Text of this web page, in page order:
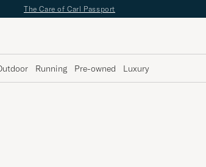
bezorging vanaf €89 -✔Gratis retour
Running Pre-owned Luxury